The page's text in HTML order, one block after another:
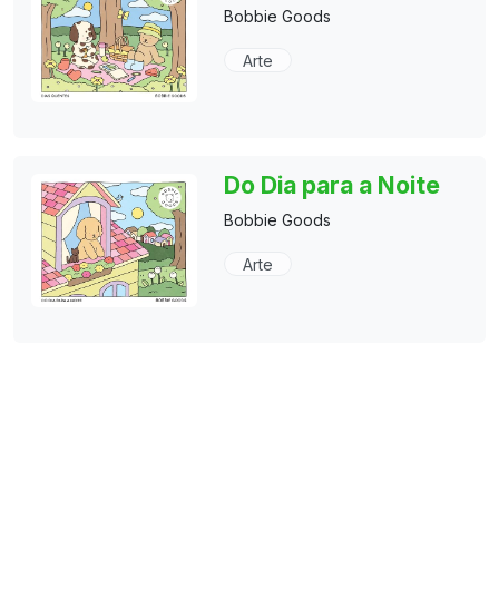
Bobbie Goods
Arte
Do Dia para a Noite
Bobbie Goods
Arte